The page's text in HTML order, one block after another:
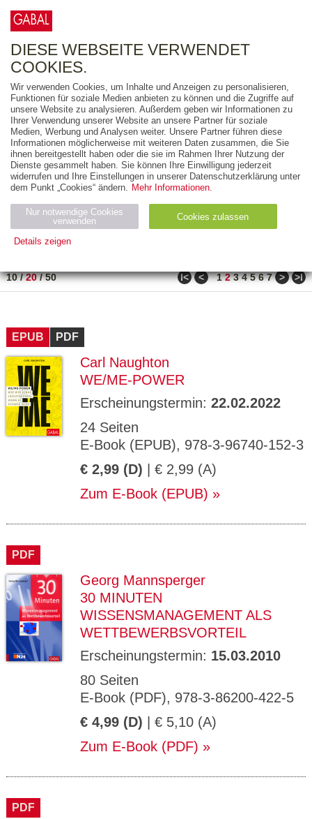
FREITEXT
AUSGABEART
AUS DER REIHE
ZUM THEMA
Neuerscheinung
Bestseller
PREIS
10/20/50 ǀ< < 1 2 3 4 5 6 7 > >ǀ
EPUB PDF
Carl Naughton
WE/ME-POWER
Erscheinungstermin: 22.02.2022
24 Seiten
E-Book (EPUB), 978-3-96740-152-3
€ 2,99 (D) | € 2,99 (A)
Zum E-Book (EPUB)
PDF
Georg Mannsperger
30 MINUTEN
WISSENSMANAGEMENT ALS
WETTBEWERBSVORTEIL
Erscheinungstermin: 15.03.2010
80 Seiten
E-Book (PDF), 978-3-86200-422-5
€ 4,99 (D) | € 5,10 (A)
Zum E-Book (PDF)
PDF
DIESE WEBSEITE VERWENDET
COOKIES.
Wir verwenden Cookies, um Inhalte und Anzeigen zu personalisieren,
Funktionen für soziale Medien anbieten zu können und die Zugriffe auf
unsere Website zu analysieren. Außerdem geben wir Informationen zu
Ihrer Verwendung unserer Website an unsere Partner für soziale
Medien, Werbung und Analysen weiter. Unsere Partner führen diese
Informationen möglicherweise mit weiteren Daten zusammen, die Sie
ihnen bereitgestellt haben oder die sie im Rahmen Ihrer Nutzung der
Dienste gesammelt haben. Sie können Ihre Einwilligung jederzeit
widerrufen und Ihre Einstellungen in unserer Datenschutzerklärung unter
dem Punkt „Cookies“ ändern. Mehr Informationen.
Nur notwendige Cookies
verwenden
Cookies zulassen
Details zeigen
Name Zweck
Ty
ESSION
_ID
verlag.
de
GV_CO
OKIES
gabal-
Speichert den Zustimmungsstatus des
Benutzers für Cookies auf der aktuellen
Domäne.